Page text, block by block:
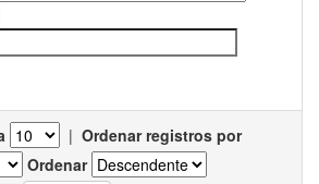
| Ordenar registros por
Ordenar